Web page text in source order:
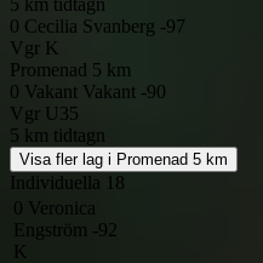
5 km tidtagn
0 Cecilia Svanberg -97
Vgr K
Promenad 5 km
0 Vakant Vakant -90
Vgr U35
5 km tidtagn
Visa fler lag i Promenad 5 km
Individuella 18
0 Veronica
Engström -92
K